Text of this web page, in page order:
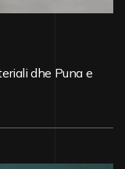
dhe Puna e